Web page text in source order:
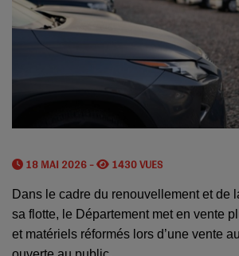
18 MAI 2026 - 1430 VUES
Dans le cadre du renouvellement et de
sa flotte, le Département met en vente
et matériels réformés lors d’une vente